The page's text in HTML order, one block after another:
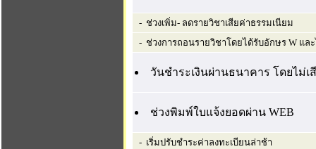
- ช่วงเพิ่ม- ลดรายวิชาเสียค่าธรรมเนียม
- ช่วงการถอนรายวิชาโดยได้รับอักษร W แล
วันชำระเงินผ่านธนาคาร โดยไม่เ
ช่วงพิมพ์ใบแจ้งยอดผ่าน WEB
- เริ่มปรับชำระค่าลงทะเบียนล่าช้า